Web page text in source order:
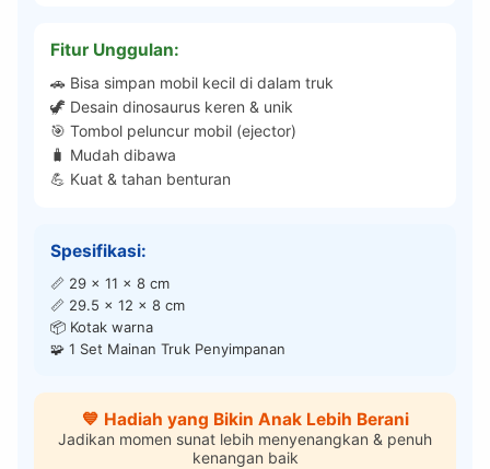
Fitur Unggulan:
🚗 Bisa simpan mobil kecil di dalam truk
🦖 Desain dinosaurus keren & unik
🎯 Tombol peluncur mobil (ejector)
🧳 Mudah dibawa
💪 Kuat & tahan benturan
Spesifikasi:
📏 29 x 11 x 8 cm
📏 29.5 x 12 x 8 cm
📦 Kotak warna
🧩 1 Set Mainan Truk Penyimpanan
💙 Hadiah yang Bikin Anak Lebih Berani
Jadikan momen sunat lebih menyenangkan & penuh
kenangan baik